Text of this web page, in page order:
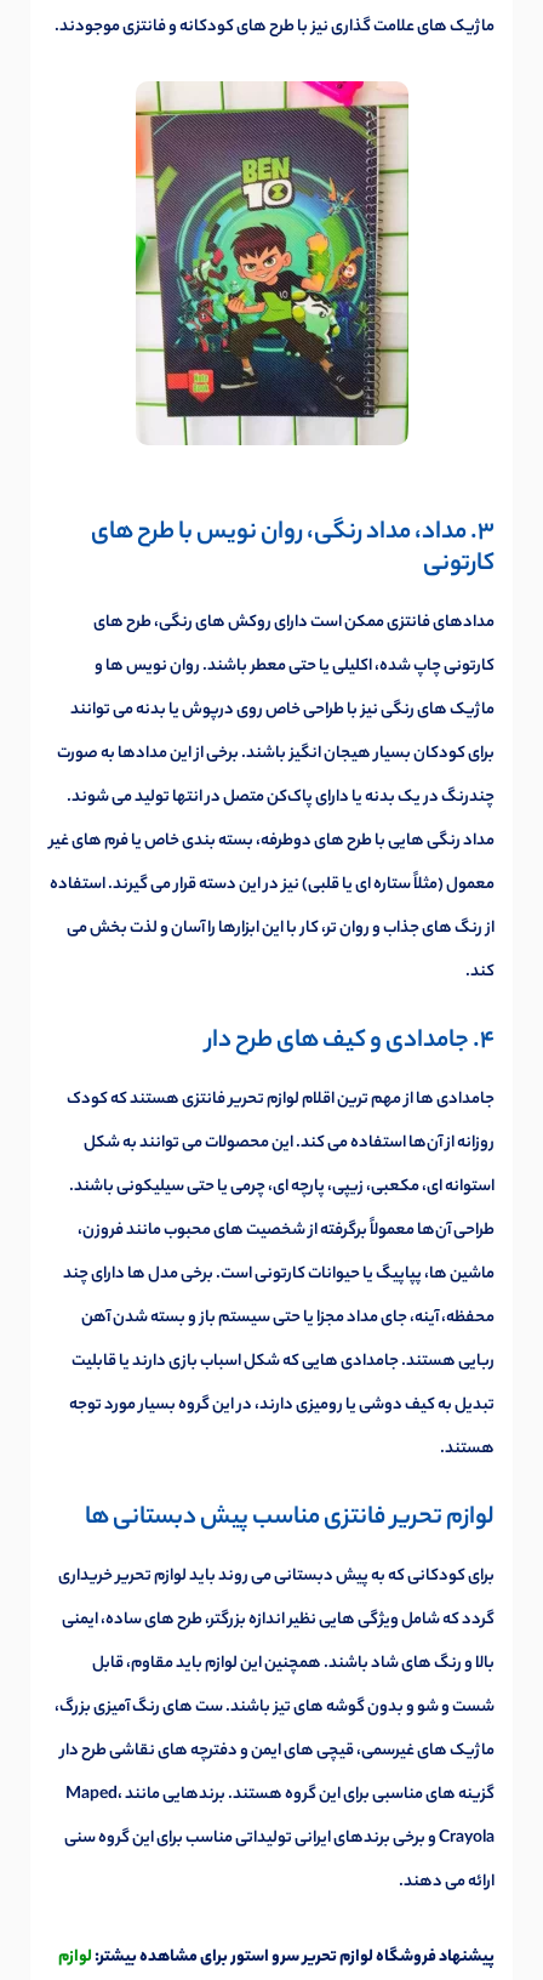
ماژیک های علامت گذاری نیز با طرح های کودکانه و فانتزی موجودند.
3. مداد، مداد رنگی، روان نویس با طرح های
کارتونی
مدادهای فانتزی ممکن است دارای روکش های رنگی، طرح های
کارتونی چاپ شده، اکلیلی یا حتی معطر باشند. روان نویس ها و
ماژیک های رنگی نیز با طراحی خاص روی درپوش یا بدنه می توانند
برای کودکان بسیار هیجان انگیز باشند. برخی از این مدادها به صورت
چندرنگ در یک بدنه یا دارای پاک‌کن متصل در انتها تولید می شوند.
مداد رنگی هایی با طرح های دوطرفه، بسته بندی خاص یا فرم های غیر
معمول (مثلاً ستاره ای یا قلبی) نیز در این دسته قرار می گیرند. استفاده
از رنگ های جذاب و روان تر، کار با این ابزارها را آسان و لذت بخش می
کند.
4. جامدادی و کیف های طرح دار
جامدادی ها از مهم ترین اقلام لوازم تحریر فانتزی هستند که کودک
روزانه از آن‌ها استفاده می کند. این محصولات می توانند به شکل
استوانه ای، مکعبی، زیپی، پارچه ای، چرمی یا حتی سیلیکونی باشند.
طراحی آن‌ها معمولاً برگرفته از شخصیت های محبوب مانند فروزن،
ماشین ها، پپاپیگ یا حیوانات کارتونی است. برخی مدل ها دارای چند
محفظه، آینه، جای مداد مجزا یا حتی سیستم باز و بسته شدن آهن
ربایی هستند. جامدادی هایی که شکل اسباب بازی دارند یا قابلیت
تبدیل به کیف دوشی یا رومیزی دارند، در این گروه بسیار مورد توجه
هستند.
لوازم تحریر فانتزی مناسب پیش دبستانی ها
برای کودکانی که به پیش دبستانی می روند باید لوازم تحریر خریداری
گردد که شامل ویژگی هایی نظیر اندازه بزرگتر، طرح های ساده، ایمنی
بالا و رنگ های شاد باشند. همچنین این لوازم باید مقاوم، قابل
شست و شو و بدون گوشه های تیز باشند. ست های رنگ آمیزی بزرگ،
ماژیک های غیرسمی، قیچی های ایمن و دفترچه های نقاشی طرح دار
گزینه های مناسبی برای این گروه هستند. برندهایی مانند Maped،
Crayola و برخی برندهای ایرانی تولیداتی مناسب برای این گروه سنی
ارائه می دهند.
پیشنهاد فروشگاه لوازم تحریر سرو استور برای مشاهده بیشتر:لوازم